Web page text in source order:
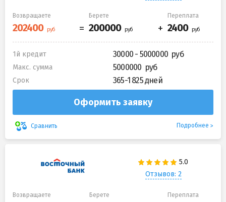
Возвращаете Берете Переплата
1й кредит 30000 - 5000000
Макс. сумма 5000000
Срок 365-1 825 дней
Оформить заявку
Сравнить Подробнее
Отзывов: 2
Возвращаете Берете Переплата